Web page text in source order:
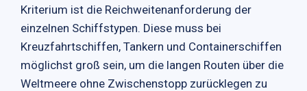
Kriterium ist die Reichweitenanforderung der
einzelnen Schiffstypen. Diese muss bei
Kreuzfahrtschiffen, Tankern und Containerschiffen
möglichst groß sein, um die langen Routen über die
Weltmeere ohne Zwischenstopp zurücklegen zu